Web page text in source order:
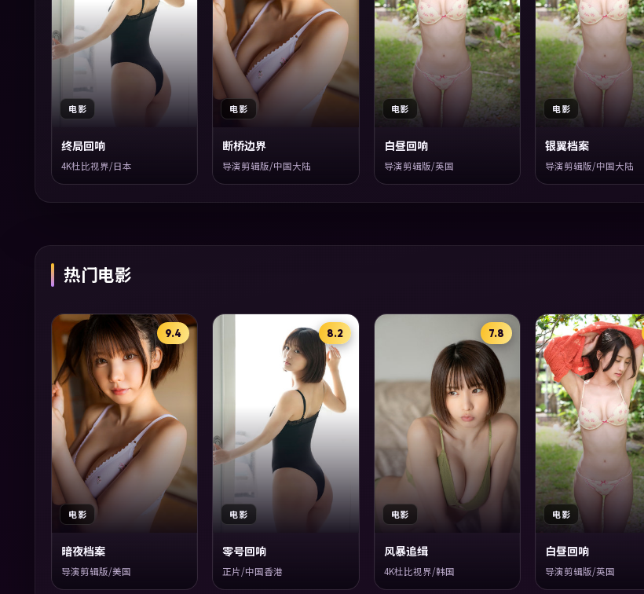
电影
终局回响
4K杜比视界/日本
电影
断桥边界
导演剪辑版/中国大陆
电影
白昼回响
导演剪辑版/英国
电影
银翼档案
导演剪辑版/中国大陆
热门电影
9.4
电影
暗夜档案
导演剪辑版/美国
8.2
电影
零号回响
正片/中国香港
7.8
电影
风暴追缉
4K杜比视界/韩国
电影
白昼回响
导演剪辑版/英国